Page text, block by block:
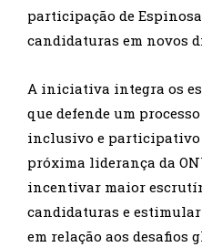
participação de
candidaturas em novos
A iniciativa integra os
que defende um
inclusivo e participativo
próxima liderança da
incentivar maior
candidaturas e
em relação aos desafios